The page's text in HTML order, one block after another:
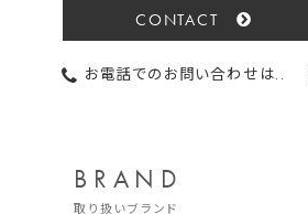
CONTACT
お電話でのお問い合わせは..
BRAND
取り扱いブランド